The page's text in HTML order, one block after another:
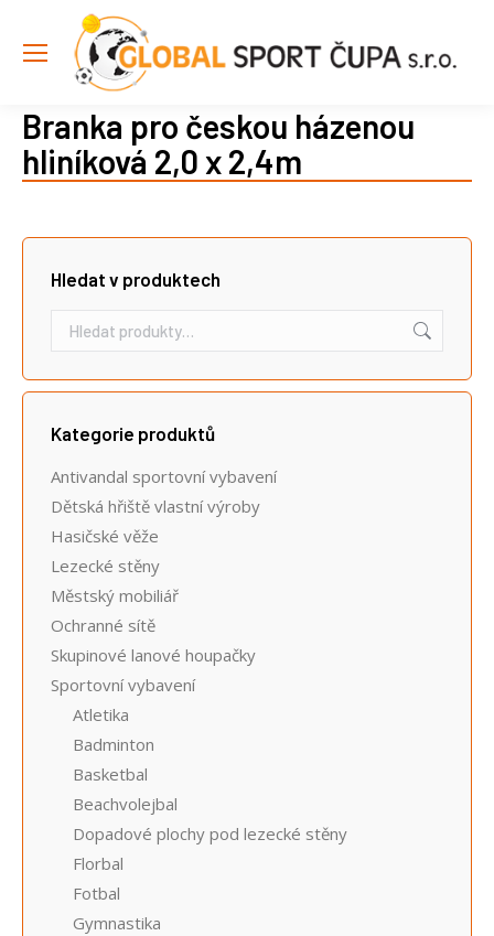
Branka pro českou házenou
hliníková 2,0 x 2,4m
Hledat v produktech
Kategorie produktů
Antivandal sportovní vybavení
Dětská hřiště vlastní výroby
Hasičské věže
Lezecké stěny
Městský mobiliář
Ochranné sítě
Skupinové lanové houpačky
Sportovní vybavení
Atletika
Badminton
Basketbal
Beachvolejbal
Dopadové plochy pod lezecké stěny
Florbal
Fotbal
Gymnastika